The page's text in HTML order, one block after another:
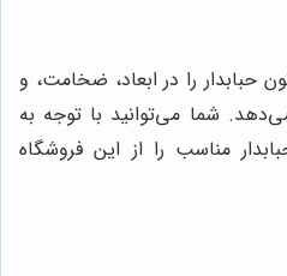
حبابدار را در ابعاد، ضخامت، و
شما می‌توانید با توجه به
مناسب را از این فروشگاه